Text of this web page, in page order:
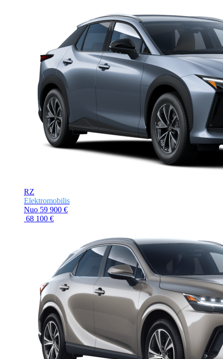
RZ
Elektromobilis
Nuo 59 900 €
68 100 €